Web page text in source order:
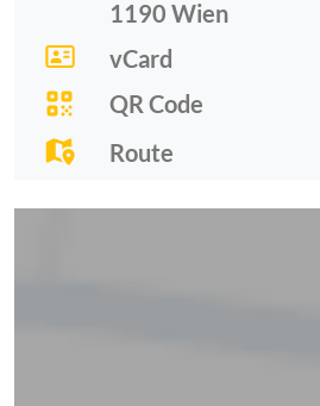
1190 Wien
vCard
QR Code
Route